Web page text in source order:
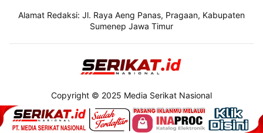
Alamat Redaksi: Jl. Raya Aeng Panas, Pragaan, Kabupaten
Sumenep Jawa Timur
Copyright © 2025 Media Serikat Nasional